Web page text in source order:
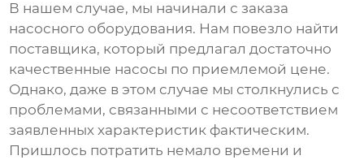
В нашем случае, мы начинали с заказа
насосного оборудования. Нам повезло найти
поставщика, который предлагал достаточно
качественные насосы по приемлемой цене.
Однако, даже в этом случае мы столкнулись с
проблемами, связанными с несоответствием
заявленных характеристик фактическим.
Пришлось потратить немало времени и